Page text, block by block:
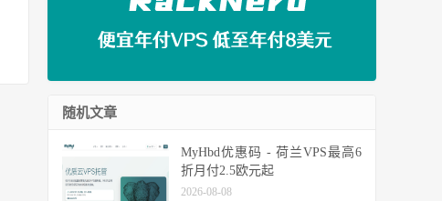
随机文章
MyHbd优惠码 - 荷兰VPS最高6
折月付2.5欧元起
2026-08-08